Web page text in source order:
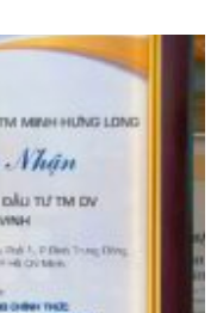
kém chất lượng.
phẩm
Ring Adjust
gian kiến trúc
dụng tại phòng
tủ kệ tivi; hoặc tại
sách dịu nhẹ có thể